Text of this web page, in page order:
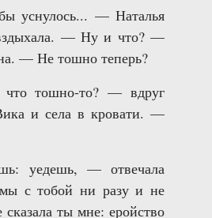
уснулось... — Наталья
— Ну и что? —
— Не тошно теперь?
тошно-то? — вдруг
и села в кровати. —
уедешь, — отвечала
с тобой ни разу и не
ты мне: еройство